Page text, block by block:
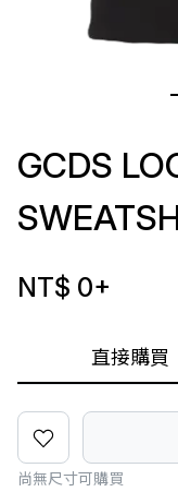
直接購買
GCDS
NT$ 0+
尚無尺寸可購買